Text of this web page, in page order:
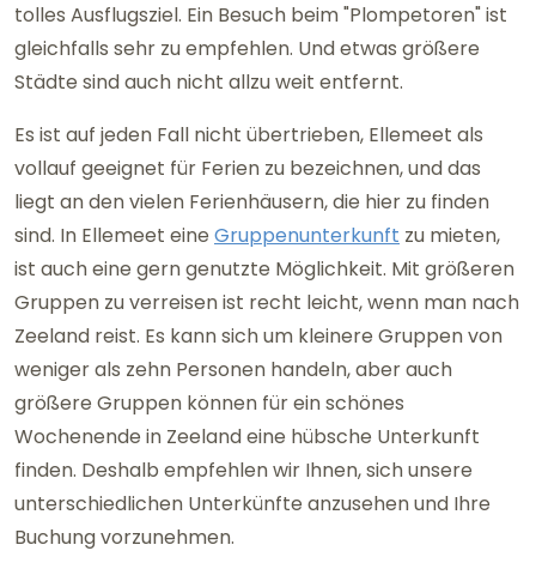
tolles Ausflugsziel. Ein Besuch beim "Plompetoren" ist
gleichfalls sehr zu empfehlen. Und etwas größere
Städte sind auch nicht allzu weit entfernt.
Es ist auf jeden Fall nicht übertrieben, Ellemeet als
vollauf geeignet für Ferien zu bezeichnen, und das
liegt an den vielen Ferienhäusern, die hier zu finden
sind. In Ellemeet eine Gruppenunterkunft zu mieten,
ist auch eine gern genutzte Möglichkeit. Mit größeren
Gruppen zu verreisen ist recht leicht, wenn man nach
Zeeland reist. Es kann sich um kleinere Gruppen von
weniger als zehn Personen handeln, aber auch
größere Gruppen können für ein schönes
Wochenende in Zeeland eine hübsche Unterkunft
finden. Deshalb empfehlen wir Ihnen, sich unsere
unterschiedlichen Unterkünfte anzusehen und Ihre
Buchung vorzunehmen.